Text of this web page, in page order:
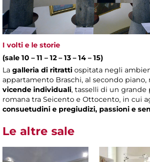
I volti e le storie
(sale 10 – 11 – 12 – 13 – 14 – 15)
La galleria di ritratti ospitata negli
appartamento Braschi, al secondo piano,
vicende individuali, tasselli di un grande
romana tra Seicento e Ottocento, in cui
consuetudini e pregiudizi, passioni e
Le altre sale